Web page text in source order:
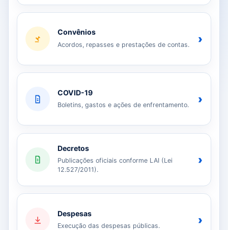
Convênios
Acordos, repasses e prestações de contas. ›
COVID-19
Boletins, gastos e ações de enfrentamento. ›
Decretos
Publicações oficiais conforme LAI (Lei
12.527/2011).
›
Despesas
Execução das despesas públicas. ›